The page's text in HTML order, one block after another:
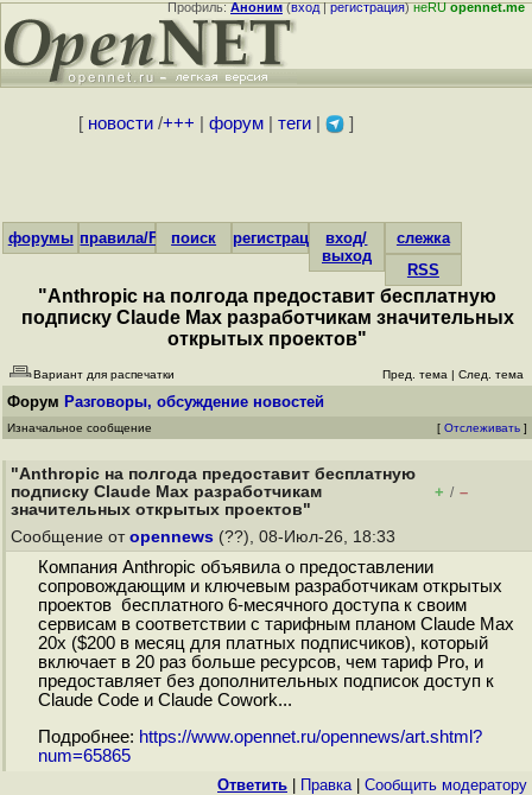
Профиль:Аноним(вход|регистрация)неRUopennet.me
[ новости/+++ форум| теги| ]
форумы правила/FAQпоиск регистрациявход/
выход
слежка
RSS
"Anthropic на полгода предоставит бесплатную
подписку Claude Max разработчикам значительных
открытых проектов"
Вариант для распечатки Пред. тема | След. тема
Форум Разговоры, обсуждение новостей
Изначальное сообщение [ Отслеживать ]
"Anthropic на полгода предоставит бесплатную
подписку Claude Max разработчикам
значительных открытых проектов"
+ / –
Сообщение от opennews (??), 08-Июл-26, 18:33
Компания Anthropic объявила о предоставлении
сопровождающим и ключевым разработчикам открытых
проектов бесплатного 6-месячного доступа к своим
сервисам в соответствии с тарифным планом Claude Max
20x ($200 в месяц для платных подписчиков), который
включает в 20 раз больше ресурсов, чем тариф Pro, и
предоставляет без дополнительных подписок доступ к
Claude Code и Claude Cowork...
Подробнее: https://www.opennet.ru/opennews/art.shtml?
num=65865
Ответить Правка| Cообщить модератору